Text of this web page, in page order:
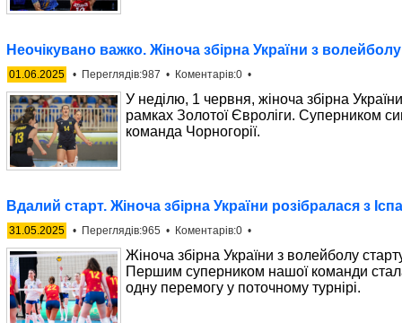
Неочікувано важко. Жіноча збірна України з
01.06.2025 • Переглядів:987 • Коментарів:0 •
У неділю, 1 червня, жіноча збірна
рамках Золотої Євроліги. Суперником
команда Чорногорії.
Вдалий старт. Жіноча збірна України розібралася з
31.05.2025 • Переглядів:965 • Коментарів:0 •
Жіноча збірна України з волейболу
Першим суперником нашої команди
одну перемогу у поточному турнірі.